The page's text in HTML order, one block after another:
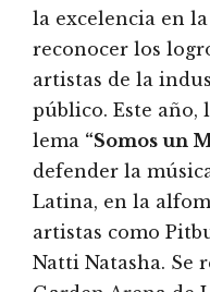
la excelencia en
reconocer los
artistas de la
público. Este año,
lema “Somos un
defender la
Latina, en la
artistas como
Natti Natasha. Se